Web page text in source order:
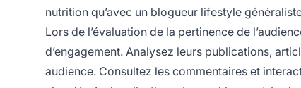
nutrition qu’avec un blogueur lifestyle
Lors de l’évaluation de la pertinence de
d’engagement. Analysez leurs publications,
audience. Consultez les commentaires et